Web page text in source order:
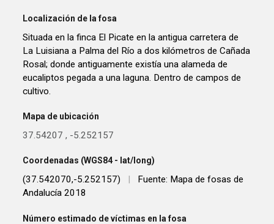
Localización de la fosa
Situada en la finca El Picate en la antigua carretera de
La Luisiana a Palma del Río a dos kilómetros de Cañada
Rosal; donde antiguamente existía una alameda de
eucaliptos pegada a una laguna. Dentro de campos de
cultivo.
Mapa de ubicación
37.54207 , -5.252157
Coordenadas (WGS84 - lat/long)
(37.542070,-5.252157)
Fuente: Mapa de fosas de
Andalucía 2018
Número estimado de víctimas en la fosa